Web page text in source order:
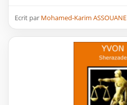
Ecrit par Mohamed-Karim ASSOUANE